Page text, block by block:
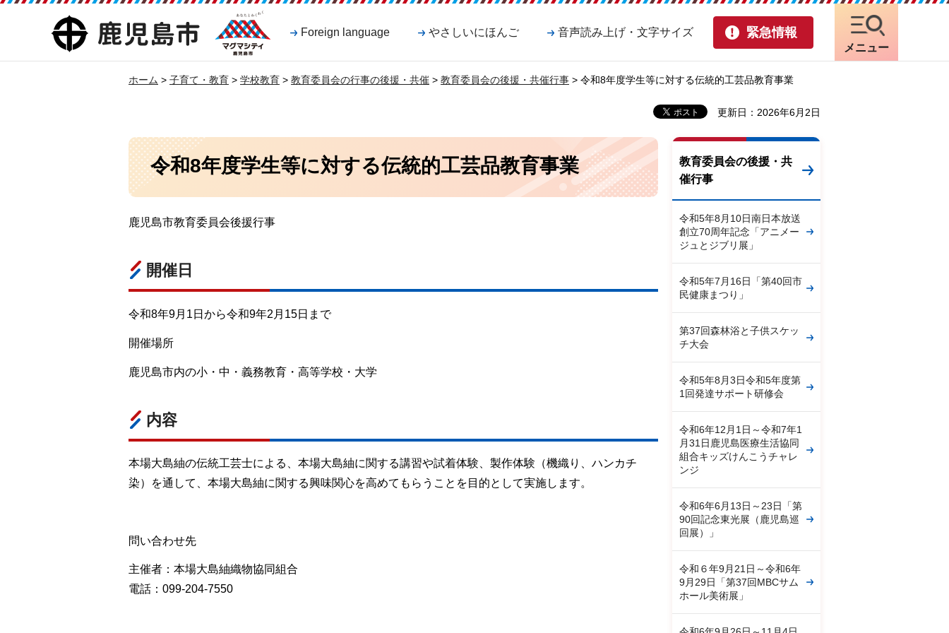
鹿児島市
マグマシティ
鹿児島市
Foreign language やさしいにほんご 音声読み上げ・文字サイズ 緊急情報
メニュー
ホーム > 子育て・教育 > 学校教育 > 教育委員会の行事の後援・共催 > 教育委員会の後援・共催行事 > 令和8年度学生等に対する伝統的工芸品教育事業
更新日：2026年6月2日
令和8年度学生等に対する伝統的工芸品教育事業
鹿児島市教育委員会後援行事
開催日
令和8年9月1日から令和9年2月15日まで
開催場所
鹿児島市内の小・中・義務教育・高等学校・大学
内容
本場大島紬の伝統工芸士による、本場大島紬に関する講習や試着体験、製作体験（機織り、ハンカチ
染）を通して、本場大島紬に関する興味関心を高めてもらうことを目的として実施します。
問い合わせ先
主催者：本場大島紬織物協同組合
電話：099-204-7550
教育委員会の後援・共
催行事
令和5年8月10日南日本放送
創立70周年記念「アニメー
ジュとジブリ展」
令和5年7月16日「第40回市
民健康まつり」
第37回森林浴と子供スケッ
チ大会
令和5年8月3日令和5年度第
1回発達サポート研修会
令和6年12月1日～令和7年1
月31日鹿児島医療生活協同
組合キッズけんこうチャレ
ンジ
令和6年6月13日～23日「第
90回記念東光展（鹿児島巡
回展）」
令和６年9月21日～令和6年
9月29日「第37回MBCサム
ホール美術展」